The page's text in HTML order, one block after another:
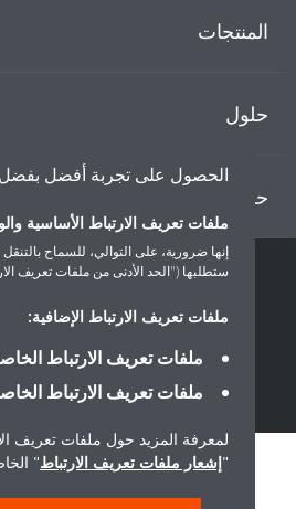
دايكن
أخلاقيات الشركة
الحصول على تجربة أفضل بفضل
ملفات تعريف الارتباط الأساسية
إنها ضرورية، على التوالي، للسماح بالتنقل عبر
ستطلبها ("الحد الأدنى من ملفات تعريف الارتباط").
ملفات تعريف الارتباط الإضافية:
ملفات تعريف الارتباط الخاصة
ملفات تعريف الارتباط الخاصة
لمعرفة المزيد حول ملفات تعريف الارتباط
إشعار ملفات تعريف الارتباط" الخاص بنا.